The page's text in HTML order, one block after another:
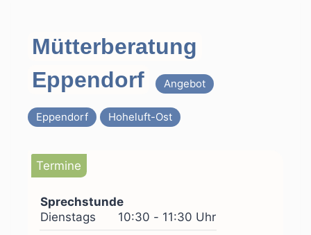
Mütterberatung
Eppendorf
Angebot
Eppendorf Hoheluft-Ost
Termine
Sprechstunde
Dienstags
10:30 - 11:30 Uhr